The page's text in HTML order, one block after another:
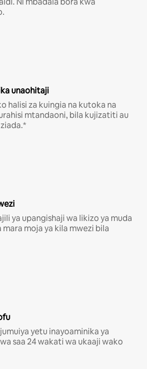
unaohitaji
halisi za kuingia na kutoka na
mtandaoni, bila kujizatiti au
ya upangishaji wa likizo ya muda
moja ya kila mwezi bila
yetu inayoaminika ya
saa 24 wakati wa ukaaji wako